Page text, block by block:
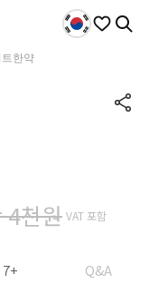
한약
4천원 VAT 포함
7+ Q&A